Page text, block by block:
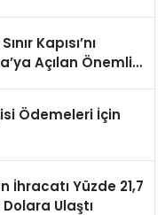
Kapısı’nı
Açılan Önemli
Ödemeleri İçin
İhracatı Yüzde 21,7
Ulaştı